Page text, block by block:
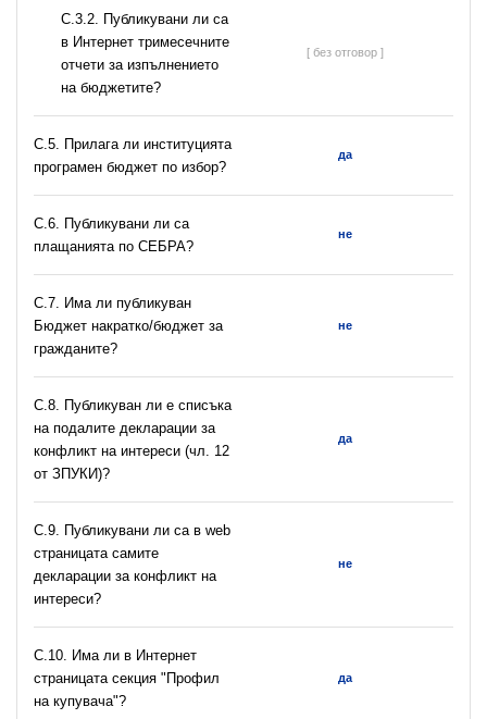
С.3.2. Публикувани ли са
в Интернет тримесечните
отчети за изпълнението
на бюджетите?
[ без отговор ]
С.5. Прилага ли институцията
програмен бюджет по избор?
да
С.6. Публикувани ли са
плащанията по СЕБРА?
не
С.7. Има ли публикуван
Бюджет накратко/бюджет за
гражданите?
не
C.8. Публикуван ли е списъка
на подалите декларации за
конфликт на интереси (чл. 12
от ЗПУКИ)?
да
C.9. Публикувани ли са в web
страницата самите
декларации за конфликт на
интереси?
не
C.10. Има ли в Интернет
страницата секция "Профил
на купувача"?
да